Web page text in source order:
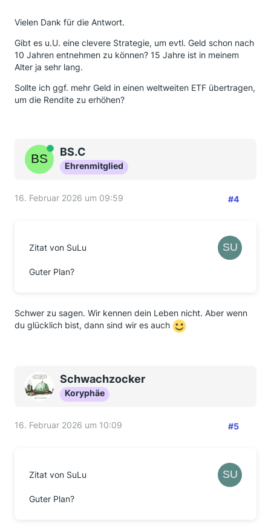
Vielen Dank für die Antwort.
Gibt es u.U. eine clevere Strategie, um evtl. Geld schon nach
10 Jahren entnehmen zu können? 15 Jahre ist in meinem
Alter ja sehr lang.
Sollte ich ggf. mehr Geld in einen weltweiten ETF übertragen,
um die Rendite zu erhöhen?
OnlineBS.C
Ehrenmitglied
16. Februar 2026 um 09:59 #4
Zitat von SuLu
Guter Plan?
Schwer zu sagen. Wir kennen dein Leben nicht. Aber wenn
du glücklich bist, dann sind wir es auch
Schwachzocker
Koryphäe
16. Februar 2026 um 10:09 #5
Zitat von SuLu
Guter Plan?